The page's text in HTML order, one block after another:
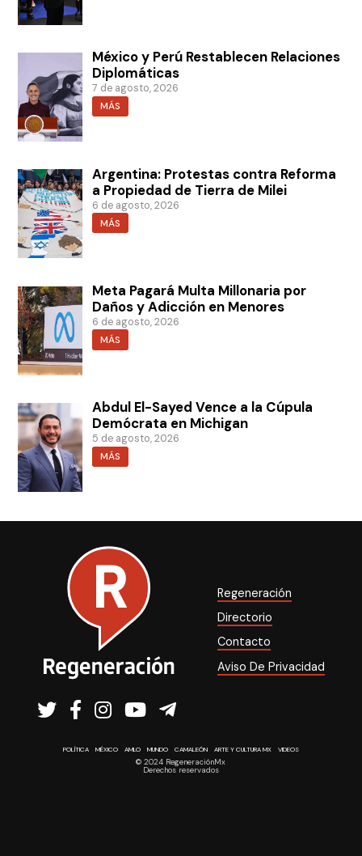
México y Perú Restablecen Relaciones
Diplomáticas
7 de agosto, 2026
MÁS
Argentina: Protestas contra Reforma
a Propiedad de Tierra de Milei
6 de agosto, 2026
MÁS
Meta Pagará Multa Millonaria por
Daños y Adicción en Menores
6 de agosto, 2026
MÁS
Abdul El-Sayed Vence a la Cúpula
Demócrata en Michigan
5 de agosto, 2026
MÁS
Regeneración
Directorio
Contacto
Aviso De Privacidad
POLÍTICA MÉXICO AMLO MUNDO CAMALEÓN ARTE Y CULTURA MX VIDEOS
© 2024 RegeneraciónMx
Derechos reservados